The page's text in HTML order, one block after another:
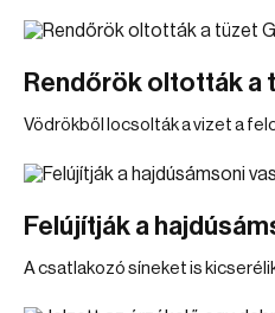
Rendőrök oltották a
Vödrökből locsolták a vizet a
Felújítják a
A csatlakozó síneket is